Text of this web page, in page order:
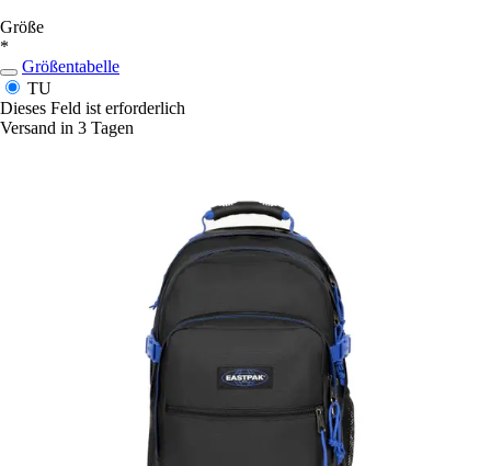
Größe
*
Größentabelle
TU
Dieses Feld ist erforderlich
Versand in 3 Tagen